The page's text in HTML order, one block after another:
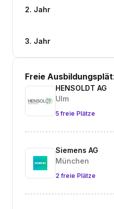
2. Jahr
3. Jahr
Freie
HENSOLDT AG
Ulm
5 freie Plätze
Siemens AG
München
2 freie Plätze